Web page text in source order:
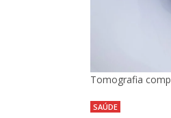
Tomografia
SAÚDE